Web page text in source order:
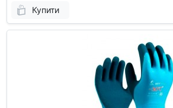
Купити